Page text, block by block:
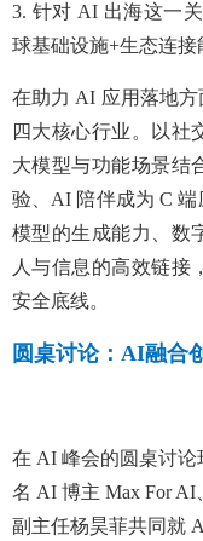
3. 针对 AI 出海这一
球基础设施+生态连接
在助力 AI 应用落地
四大核心行业。以社
大模型与功能场景结
验、AI 陪伴成为 C
模型的生成能力、数
人与信息的高效链接
安全底线。
圆桌讨论：AI融合
在 AI 峰会的圆桌讨
名 AI 博主 Max For AI
副主任杨昊菲共同就